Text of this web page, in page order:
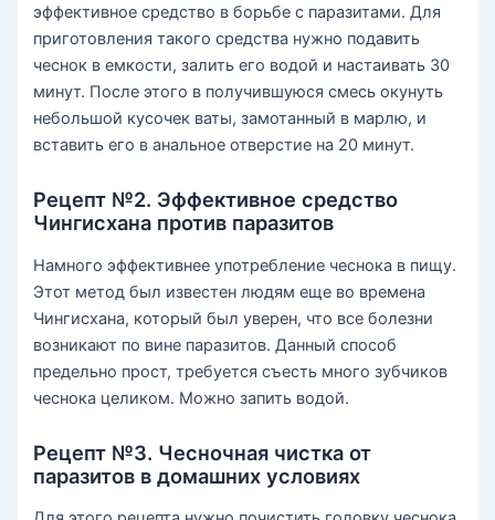
эффективное средство в борьбе с паразитами. Для
приготовления такого средства нужно подавить
чеснок в емкости, залить его водой и настаивать 30
минут. После этого в получившуюся смесь окунуть
небольшой кусочек ваты, замотанный в марлю, и
вставить его в анальное отверстие на 20 минут.
Рецепт №2. Эффективное средство
Чингисхана против паразитов
Намного эффективнее употребление чеснока в пищу.
Этот метод был известен людям еще во времена
Чингисхана, который был уверен, что все болезни
возникают по вине паразитов. Данный способ
предельно прост, требуется съесть много зубчиков
чеснока целиком. Можно запить водой.
Рецепт №3. Чесночная чистка от
паразитов в домашних условиях